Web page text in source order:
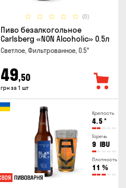
(0)
Пиво безалкогольное
Carlsberg «NON Alcoholic» 0.5л
Светлое, Фильтрованное, 0.5°
49,50
грн за 1 шт
Крепость
4.5 °
Горечь
9 IBU
Плотность
11 %